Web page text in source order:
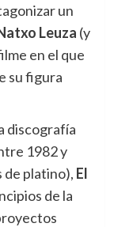
un
Leuza (y
en el que
su figura
discografía
1982 y
de platino), El
de la